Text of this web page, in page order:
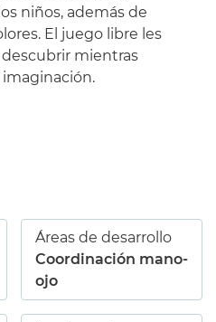
niños, además de
El juego libre les
mientras
Áreas de desarrollo
Coordinación mano-
ojo